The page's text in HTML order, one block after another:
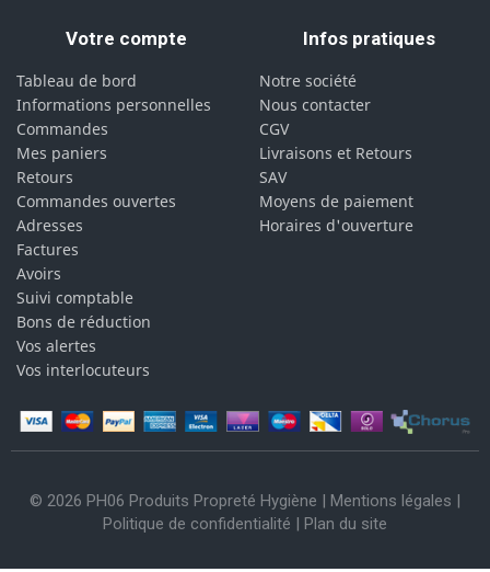
Votre compte
Tableau de bord
Informations personnelles
Commandes
Mes paniers
Retours
Commandes ouvertes
Adresses
Factures
Avoirs
Suivi comptable
Bons de réduction
Vos alertes
Vos interlocuteurs
Infos pratiques
Notre société
Nous contacter
CGV
Livraisons et Retours
SAV
Moyens de paiement
Horaires d'ouverture
© 2026 PH06 Produits Propreté Hygiène | Mentions légales |
Politique de confidentialité | Plan du site